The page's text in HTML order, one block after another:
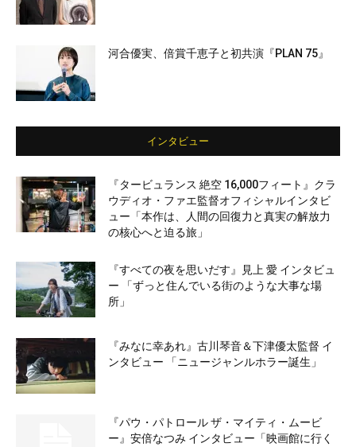
河合優実、倍賞千恵子と初共演『PLAN 75』
インタビュー
『タービュランス 絶空 16,000フィート』クラ
ウディオ・ファエ監督オフィシャルインタビ
ュー「本作は、人間の回復力と真実の解放力
の核心へと迫る旅」
『すべての夜を思いだす』見上 愛 インタビュ
ー 「ずっと住んでいる街のような大事な場
所」
『みなに幸あれ』古川琴音＆下津優太監督 イ
ンタビュー 「ニュージャンルホラー誕生」
『パウ・パトロール ザ・マイティ・ムービ
ー』安倍なつみ インタビュー「映画館に行く